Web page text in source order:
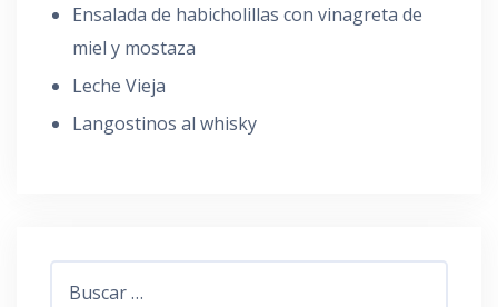
Ensalada de habicholillas con vinagreta de
miel y mostaza
Leche Vieja
Langostinos al whisky